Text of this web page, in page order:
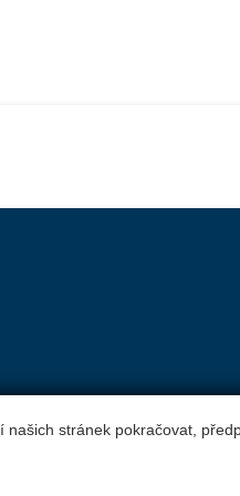
stránek pokračovat,